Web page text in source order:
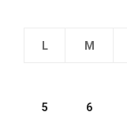
L M
5 6